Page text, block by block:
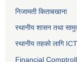
निजामती किताबखाना
स्थानीय शासन तथा
स्थानीय तहको लागि
Financial